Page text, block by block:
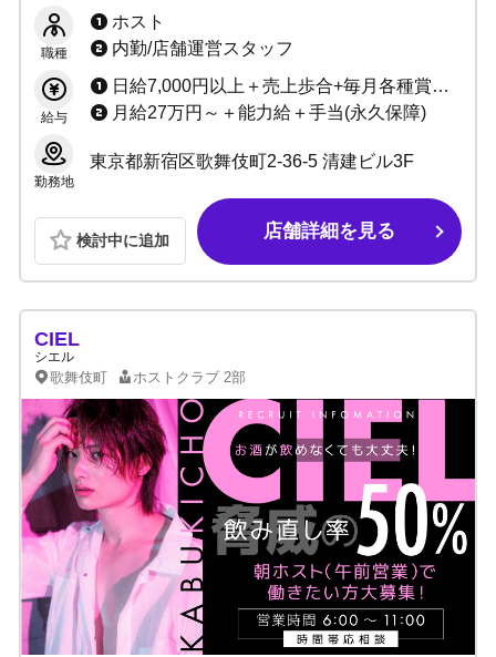
でも売れる！毎日楽しく笑って働ける最高のグ
ループです！
職種
ホスト
内勤/店舗運営スタッフ
給与
日給7,000円以上＋売上歩合+毎月各種賞金 総売上から43〜70%バック（セット料金、同伴料金等、全て売上に加算） 【給与システムが変更となり、もっと稼げるようになりました！】 小計から「総売り」計算になり、「お客様が全部でいくら使ってくれたか」でバックを計算します。 より明朗でわかりやすい給与体系でこれまで以上にモチベーションも上がり、何より「稼げる」環境になりました！ ＜売上げ歩合システム＞ これまで：売上小計から60〜90%＋賞金 これから：総売上から 43〜70%＋各賞金 【収入例】※面接時に詳細な給与例をご説明します 年収500万円／21歳（入社1年目） 年収700万円／22歳（入社2年目） 年収1000万円／24歳（入社3年目）
月給27万円～＋能力給＋手当(永久保障)
勤務地
東京都新宿区歌舞伎町2-36-5 清建ビル3F
検討中に追加 店舗詳細を見る
CIEL
シエル
歌舞伎町 ホストクラブ 2部